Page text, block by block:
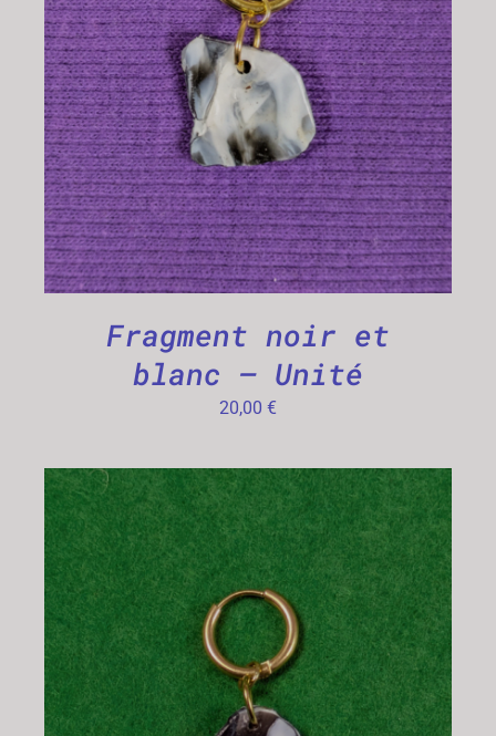
CHOIX DES OPTIONS
/
DÉTAILS
Fragment noir et
blanc – Unité
20,00 €
CHOIX DES OPTIONS
/
DÉTAILS